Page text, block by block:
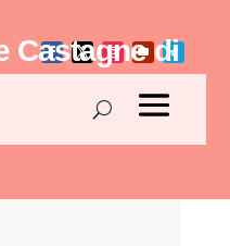
Castagne di